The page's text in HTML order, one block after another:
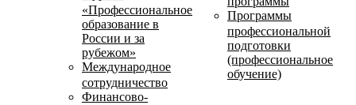
«Профессиональное
образование в
России и за
рубежом»
Международное
сотрудничество
Финансово-
Программы
профессиональной
подготовки
(профессиональное
обучение)